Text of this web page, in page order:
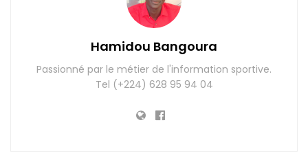
Hamidou Bangoura
Passionné par le métier de l'information sportive.
Tel (+224) 628 95 94 04